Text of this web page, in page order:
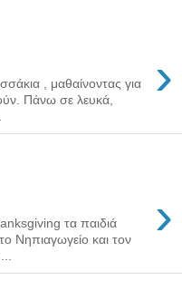
›
, μαθαίνοντας για
Πάνω σε λευκά,
›
τα παιδιά
Νηπιαγωγείο και τον